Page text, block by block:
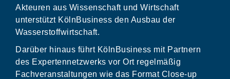
Akteuren aus Wissenschaft und Wirtschaft
unterstützt KölnBusiness den Ausbau der
Wasserstoffwirtschaft.
Darüber hinaus führt KölnBusiness mit Partnern
des Expertennetzwerks vor Ort regelmäßig
Fachveranstaltungen wie das Format Close-up